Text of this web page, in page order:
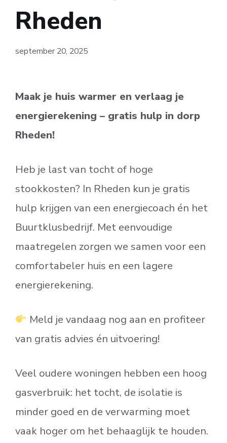
Rheden
september 20, 2025
Maak je huis warmer en verlaag je
energierekening – gratis hulp in dorp
Rheden!
Heb je last van tocht of hoge
stookkosten? In Rheden kun je gratis
hulp krijgen van een energiecoach én het
Buurtklusbedrijf. Met eenvoudige
maatregelen zorgen we samen voor een
comfortabeler huis en een lagere
energierekening.
Meld je vandaag nog aan en profiteer
van gratis advies én uitvoering!
Veel oudere woningen hebben een hoog
gasverbruik: het tocht, de isolatie is
minder goed en de verwarming moet
vaak hoger om het behaaglijk te houden.